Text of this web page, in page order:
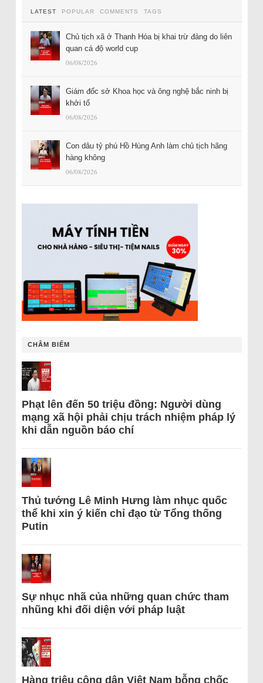
LATEST POPULAR COMMENTS TAGS
Chủ tịch xã ở Thanh Hóa bị khai trừ đảng do liên
quan cá độ world cup
06/08/2026
Giám đốc sở Khoa học và ông nghệ bắc ninh bị
khởi tố
06/08/2026
Con dâu tỷ phú Hồ Hùng Anh làm chủ tịch hãng
hàng không
06/08/2026
CHÂM BIẾM
Phạt lên đến 50 triệu đồng: Người dùng
mạng xã hội phải chịu trách nhiệm pháp lý
khi dẫn nguồn báo chí
Thủ tướng Lê Minh Hưng làm nhục quốc
thể khi xin ý kiến chỉ đạo từ Tổng thống
Putin
Sự nhục nhã của những quan chức tham
nhũng khi đối diện với pháp luật
Hàng triệu công dân Việt Nam bỗng chốc